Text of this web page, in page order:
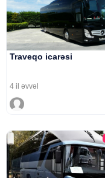
Traveqo icarəsi
4 il əvvəl